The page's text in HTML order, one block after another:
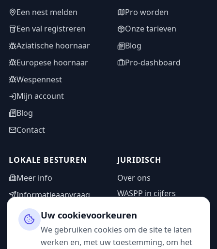
Een nest melden
Een val registreren
Aziatische hoornaar
Europese hoornaar
Wespennest
Mijn account
Blog
Contact
Pro worden
Onze tarieven
Blog
Pro-dashboard
LOKALE BESTUREN
Meer info
Informatieaanvraag
Adminzone
JURIDISCH
Over ons
WASPP in cijfers
Privacybeleid
Gebruiksvoorwaarden
Uw cookievoorkeuren
We gebruiken cookies om de site te laten
werken en, met uw toestemming, om het